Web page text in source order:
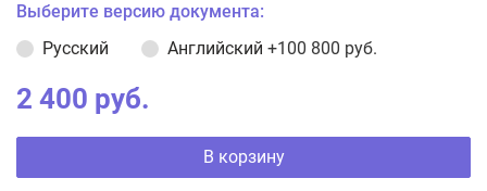
Выберите версию документа:
Русский
Английский +100 800 руб.
2 400 руб.
В корзину